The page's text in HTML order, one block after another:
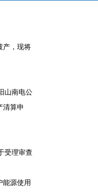
产，现将
山南电公
清算申
受理审查
能源使用